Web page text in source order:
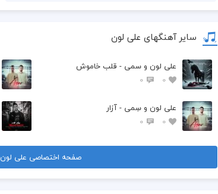
گلم‌ یادت باشه من‌ ب تو بد نکردم
سایر آهنگهای علی لون
علی لون و سمی - قلب خاموش
0
0
علی لون و سِمی - آزار
0
0
صفحه اختصاصی علی لون